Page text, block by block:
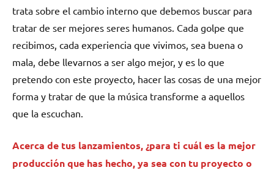
trata sobre el cambio interno que debemos buscar para
tratar de ser mejores seres humanos. Cada golpe que
recibimos, cada experiencia que vivimos, sea buena o
mala, debe llevarnos a ser algo mejor, y es lo que
pretendo con este proyecto, hacer las cosas de una mejor
forma y tratar de que la música transforme a aquellos
que la escuchan.
Acerca de tus lanzamientos, ¿para ti cuál es la mejor
producción que has hecho, ya sea con tu proyecto o